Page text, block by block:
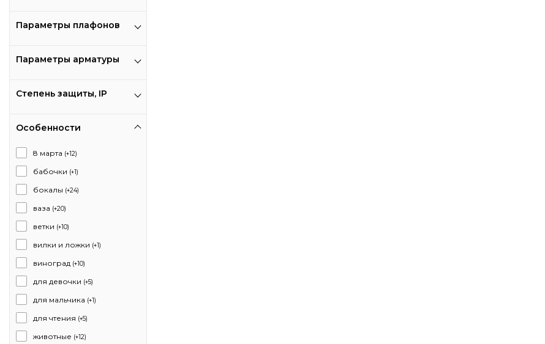
Параметры плафонов
Параметры арматуры
Степень защиты, IP
Особенности
8 марта (+12)
бабочки (+1)
бокалы (+24)
ваза (+20)
ветки (+10)
вилки и ложки (+1)
виноград (+10)
для девочки (+5)
для мальчика (+1)
для чтения (+5)
животные (+12)